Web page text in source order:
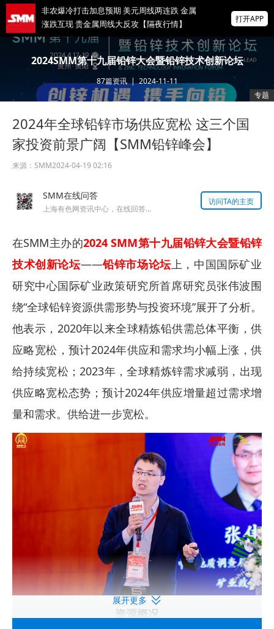
非农爆冷打击加息预期 美元周线两连跌 金属
涨跌互现 贵金属周线大反攻【隔夜行情】
2026 SMM锌业大会圆满落幕！大咖云集 共
寻锌行业破局发展新机遇
美国拟投30亿美元扶持关键矿产
掌上有色
打开APP
2024SMM第十九届铅锌大会暨铅锌技术创新论坛
87篇资讯|2024-11-11
专题
2024年全球铅锌市场供应宽松 这三个国
家投资前景广阔【SMM铅锌峰会】
来源： SMM2024-04-19 02:16
SMM在线问答
上海有色网资讯中心，在线回答您的提问！
访问TA的主页
在SMM主办的2024 SMM第十九届铅锌大会暨铅锌
技术创新论坛——铅锌市场论坛上，中国国际矿业
研究中心国际矿业政策研究所首席研究员张伟波围
绕“全球铅锌资源供需形势与投资环境”展开了分析。
他表示，2020年以来全球精炼铅供需总体平衡，供
应略宽松，预计2024年供应和需求均小幅上涨，供
给持续宽松；2023年，全球精炼锌需求减弱，出现
供应略宽松态势；预计2024年供应增量超过需求增
量和需求。供给进一步宽松。
资源概况
展开更多